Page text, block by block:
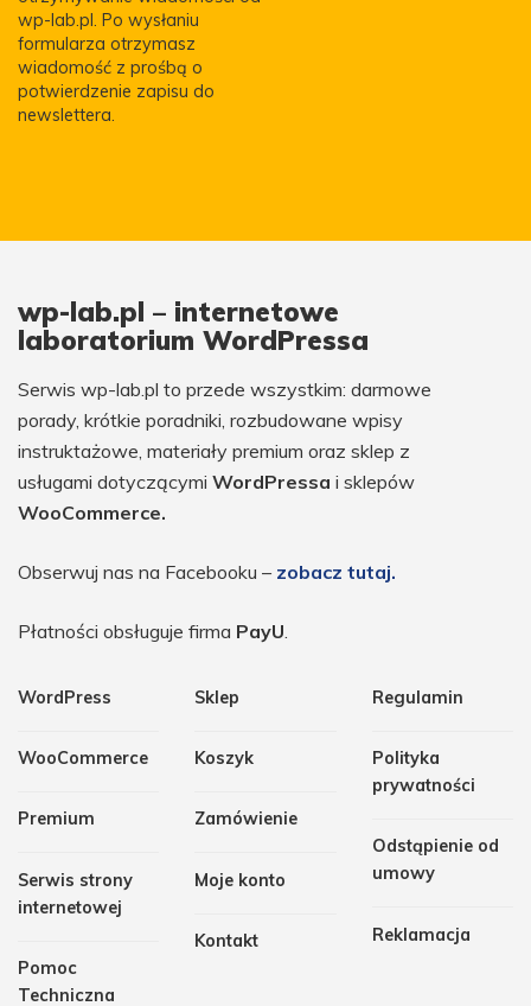
wp-lab.pl. Po wysłaniu
formularza otrzymasz
wiadomość z prośbą o
potwierdzenie zapisu do
newslettera.
wp-lab.pl – internetowe
laboratorium WordPressa
Serwis wp-lab.pl to przede wszystkim: darmowe
porady, krótkie poradniki, rozbudowane wpisy
instruktażowe, materiały premium oraz sklep z
usługami dotyczącymi WordPressa i sklepów
WooCommerce.
Obserwuj nas na Facebooku – zobacz tutaj.
Płatności obsługuje firma PayU.
WordPress
WooCommerce
Premium
Serwis strony
internetowej
Pomoc
Techniczna
Sklep
Koszyk
Zamówienie
Moje konto
Kontakt
Regulamin
Polityka
prywatności
Odstąpienie od
umowy
Reklamacja